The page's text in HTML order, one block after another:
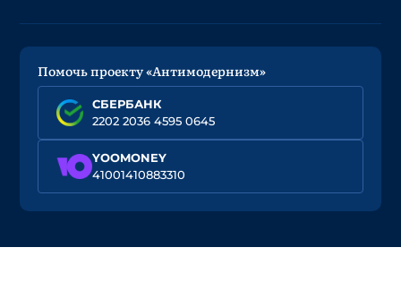
Помочь проекту «Антимодернизм»
СБЕРБАНК
2202 2036 4595 0645
YOOMONEY
41001410883310